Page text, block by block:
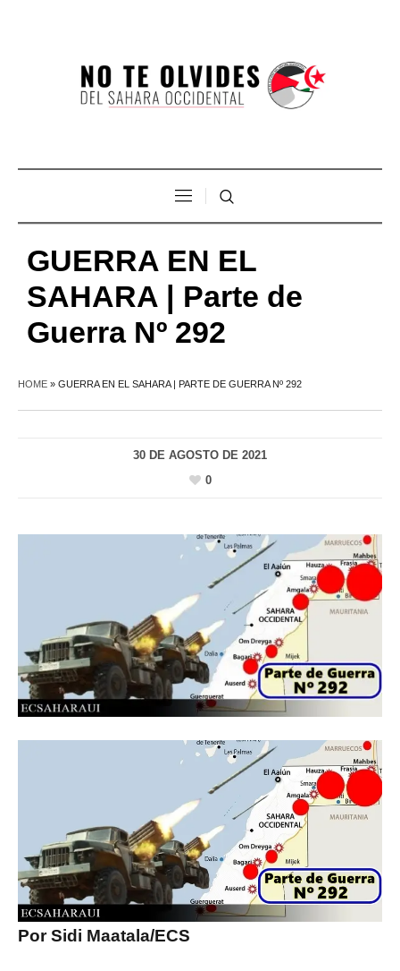
GUERRA EN EL
SAHARA | Parte de
Guerra Nº 292
HOME » GUERRA EN EL SAHARA | PARTE DE GUERRA Nº 292
30 DE AGOSTO DE 2021
0
Por Sidi Maatala/ECS